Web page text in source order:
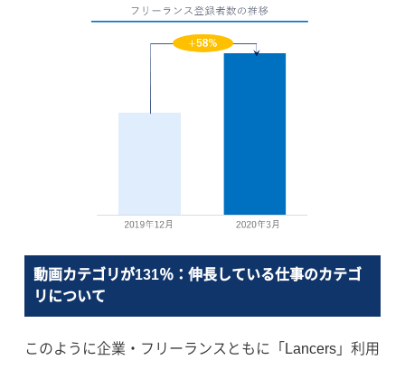
動画カテゴリが131％：伸長している仕事のカテゴ
リについて
このように企業・フリーランスともに「Lancers」利用